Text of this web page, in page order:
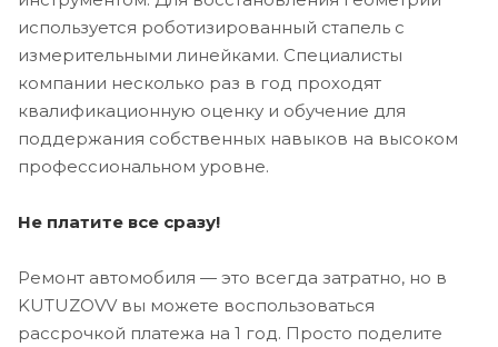
используется роботизированный стапель с
измерительными линейками. Специалисты
компании несколько раз в год проходят
квалификационную оценку и обучение для
поддержания собственных навыков на высоком
профессиональном уровне.
Не платите все сразу!
Ремонт автомобиля — это всегда затратно, но в
KUTUZOVV вы можете воспользоваться
рассрочкой платежа на 1 год. Просто поделите